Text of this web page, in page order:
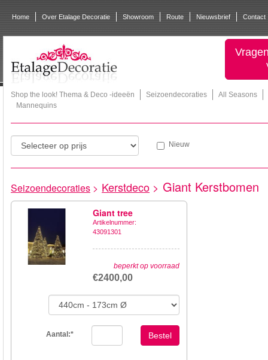
Home Over Etalage Decoratie Showroom Route Nieuwsbrief Contact
Shop the look! Thema & Deco -ideeën Seizoendecoraties
All Seasons
Mannequins
Nieuw
Seizoendecoraties > Kerstdeco > Giant Kerstbomen
Giant tree
Artikelnummer:
43091301
beperkt op voorraad
€2400,00
Aantal:* Bestel